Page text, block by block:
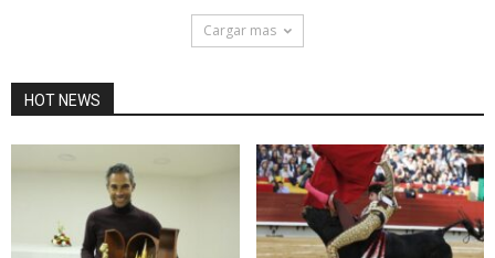
Cargar mas
HOT NEWS